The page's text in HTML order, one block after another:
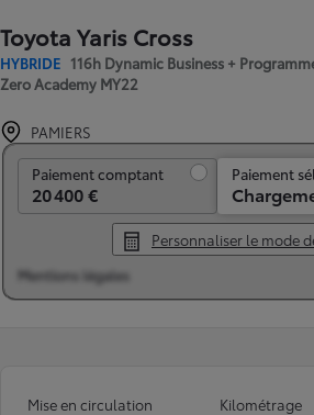
Toyota Yaris Cross
HYBRIDE 116h Dynamic Business +
Zero Academy MY22
PAMIERS
Paiement comptant
20 400 €
Paiement
Personnaliser le mode
Mentions légales
Mise en circulation
Kilométrage